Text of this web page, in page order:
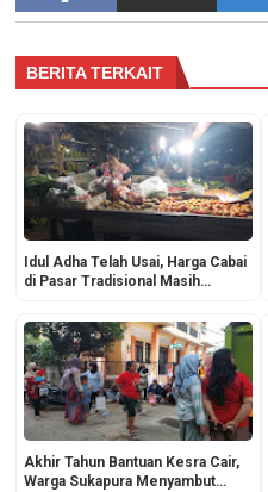
BERITA TERKAIT
Idul Adha Telah Usai, Harga Cabai
di Pasar Tradisional Masih
Akhir Tahun Bantuan Kesra Cair,
Warga Sukapura Menyambut